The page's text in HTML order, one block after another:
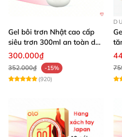
Gel bôi trơn Nhật cao cấp
siêu trơn 300ml an toàn dễ
dùng
300.000₫
352.000₫
-15%
(920)